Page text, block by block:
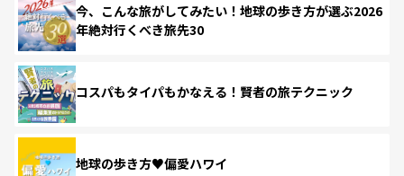
今、こんな旅がしてみたい！地球の歩き方が選ぶ2026
年絶対行くべき旅先30
コスパもタイパもかなえる！賢者の旅テクニック
地球の歩き方♥偏愛ハワイ